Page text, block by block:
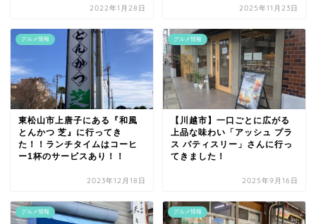
2022年1月28日 2025年11月23日
グルメ情報
東松山市上唐子にある『和風
とんかつ 芝』に行ってき
た！！ランチタイムはコーヒ
ー1杯のサービスあり！！
2023年12月18日
グルメ情報
【川越市】一口ごとに広がる
上品な味わい「アッシュ プラ
ス パティスリー」さんに行っ
てきました！
2025年9月16日
グルメ情報 グルメ情報